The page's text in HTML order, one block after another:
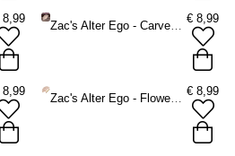
8,99
Zac's Alter Ego - Carved Wooden Fan style 2 Waaier - Bruin
€ 8,99
8,99
Zac's Alter Ego - Flowers & Nature Printed Wooden Fan Waaier - Bruin
€ 8,99